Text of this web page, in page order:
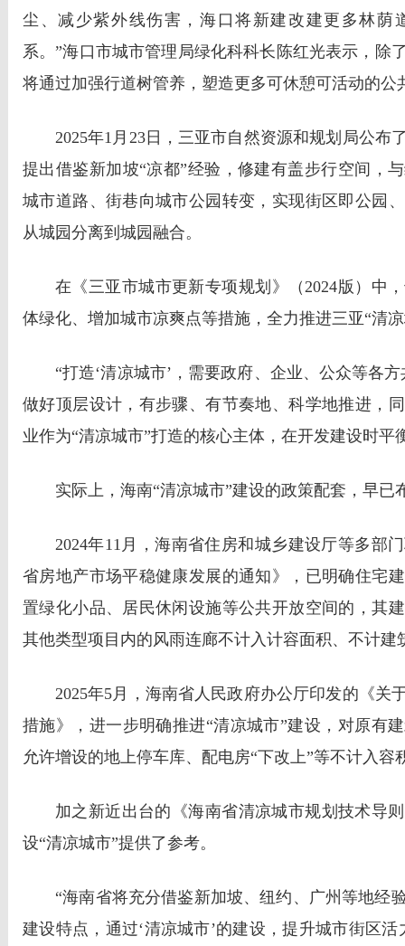
尘、减少紫外线伤害，海口将新建改建更多林荫
系。”海口市城市管理局绿化科科长陈红光表示，除
将通过加强行道树管养，塑造更多可休憩可活动的公
2025年1月23日，三亚市自然资源和规划局公布
提出借鉴新加坡“凉都”经验，修建有盖步行空间，
城市道路、街巷向城市公园转变，实现街区即公园
从城园分离到城园融合。
在《三亚市城市更新专项规划》（2024版）中
体绿化、增加城市凉爽点等措施，全力推进三亚“清
“打造‘清凉城市’，需要政府、企业、公众等各
做好顶层设计，有步骤、有节奏地、科学地推进，
业作为“清凉城市”打造的核心主体，在开发建设时平
实际上，海南“清凉城市”建设的政策配套，早已
2024年11月，海南省住房和城乡建设厅等多部
省房地产市场平稳健康发展的通知》，已明确住宅
置绿化小品、居民休闲设施等公共开放空间的，其
其他类型项目内的风雨连廊不计入计容面积、不计建
2025年5月，海南省人民政府办公厅印发的《关
措施》，进一步明确推进“清凉城市”建设，对原有
允许增设的地上停车库、配电房“下改上”等不计入容
加之新近出台的《海南省清凉城市规划技术导
设“清凉城市”提供了参考。
“海南省将充分借鉴新加坡、纽约、广州等地经
建设特点，通过‘清凉城市’的建设，提升城市街区